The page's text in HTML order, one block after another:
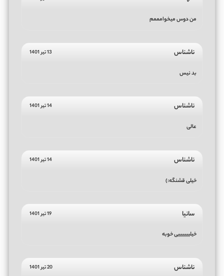
من دوس میخوامممم
ناشناس 13 تیر 1401
بد نیس
ناشناس 14 تیر 1401
عالی
ناشناس 14 تیر 1401
خیلی قشنگه:)
سانیا 19 تیر 1401
خیلییییییی خوبه
ناشناس 20 تیر 1401